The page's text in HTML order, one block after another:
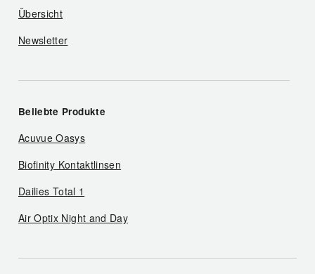
Übersicht
Newsletter
Beliebte Produkte
Acuvue Oasys
Biofinity Kontaktlinsen
Dailies Total 1
Air Optix Night and Day